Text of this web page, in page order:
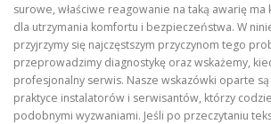
surowe, właściwe reagowanie na taką awarię ma
dla utrzymania komfortu i bezpieczeństwa. W
przyjrzymy się najczęstszym przyczynom tego
przeprowadzimy diagnostykę oraz wskażemy,
profesjonalny serwis. Nasze wskazówki oparte
praktyce instalatorów i serwisantów, którzy
podobnymi wyzwaniami. Jeśli po przeczytaniu